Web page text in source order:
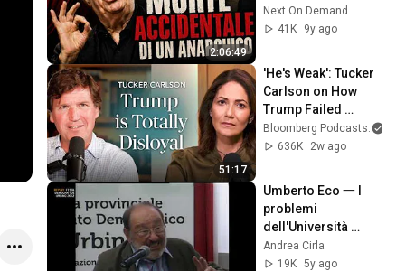
2:06:49
integrale
Next On Demand
41K
9y ago
51:17
'He's Weak': Tucker
Carlson on How
Trump Failed
America | The
Mishal Husain
Bloomberg Podcasts
636K
2w ago
Umberto Eco 一 I
problemi
dell'Università
italiana (2012)
Andrea Cirla
19K 5y ago